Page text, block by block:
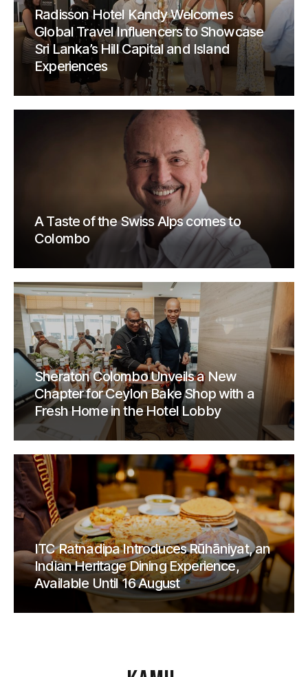
Radisson Hotel Kandy Welcomes
Global Travel Influencers to Showcase
Sri Lanka’s Hill Capital and Island
Experiences
A Taste of the Swiss Alps comes to
Colombo
Sheraton Colombo Unveils a New
Chapter for Ceylon Bake Shop with a
Fresh Home in the Hotel Lobby
ITC Ratnadipa Introduces Rūhāniyat, an
Indian Heritage Dining Experience,
Available Until 16 August